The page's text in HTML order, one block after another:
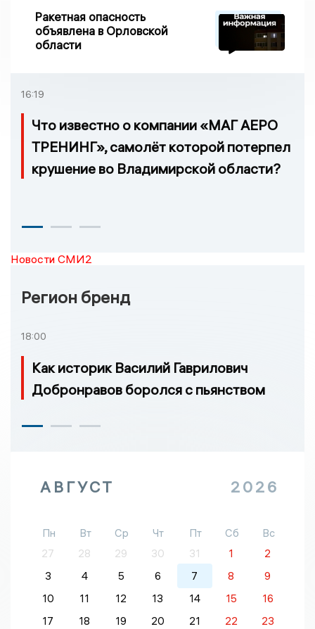
Ракетная опасность
объявлена в Орловской
области
16:19
Что известно о компании «МАГ АЕРО
ТРЕНИНГ», самолёт которой потерпел
крушение во Владимирской области?
Новости СМИ2
Регион бренд
18:00
Как историк Василий Гаврилович
Добронравов боролся с пьянством
АВГУСТ 2026
Пн Вт Ср Чт Пт Сб
Вс
27
28 29 30 31 1
2
3
4 5 6 7 8
9
10
11 12 13 14 15
16
17
18 19 20 21 22
23